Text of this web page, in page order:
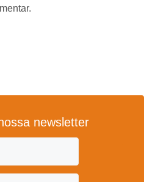
newsletter